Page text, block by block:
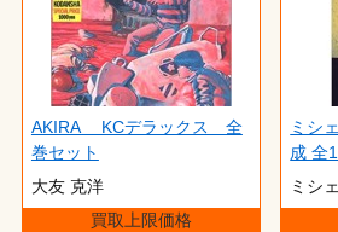
AKIRA KCデラックス 全
巻セット
大友 克洋
買取上限価格
ミシ
成 全
ミシ